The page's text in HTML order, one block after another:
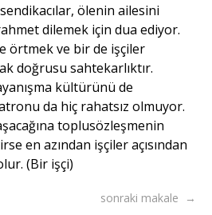
ölenin ailesini
dilemek için dua ediyor.
örtmek ve bir de işçiler
doğrusu sahtekarlıktır.
kültürünü de
da hiç rahatsız olmuyor.
toplusözleşmenin
en azından işçiler açısından
(Bir işçi)
sonraki makale →